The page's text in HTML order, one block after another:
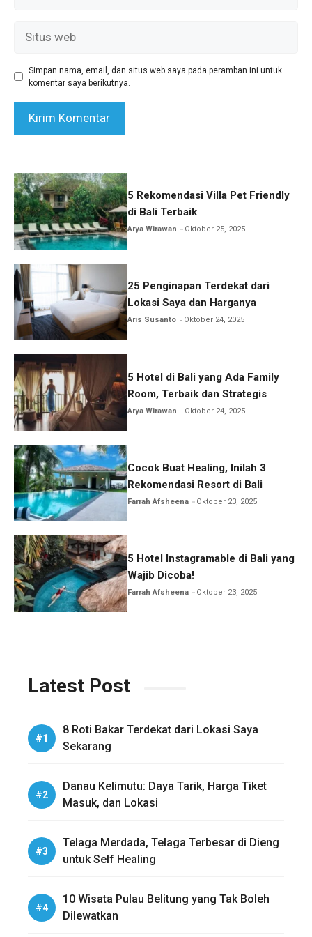
web
Simpan nama, email, dan situs web saya pada peramban ini untuk
komentar saya berikutnya.
5 Rekomendasi Villa Pet Friendly
di Bali Terbaik
Arya Wirawan Oktober 25, 2025
25 Penginapan Terdekat dari
Lokasi Saya dan Harganya
Aris Susanto Oktober 24, 2025
5 Hotel di Bali yang Ada Family
Room, Terbaik dan Strategis
Arya Wirawan Oktober 24, 2025
Cocok Buat Healing, Inilah 3
Rekomendasi Resort di Bali
Farrah Afsheena Oktober 23, 2025
5 Hotel Instagramable di Bali yang
Wajib Dicoba!
Farrah Afsheena Oktober 23, 2025
Latest Post
8 Roti Bakar Terdekat dari Lokasi Saya
Sekarang
Danau Kelimutu: Daya Tarik, Harga Tiket
Masuk, dan Lokasi
Telaga Merdada, Telaga Terbesar di Dieng
untuk Self Healing
10 Wisata Pulau Belitung yang Tak Boleh
Dilewatkan